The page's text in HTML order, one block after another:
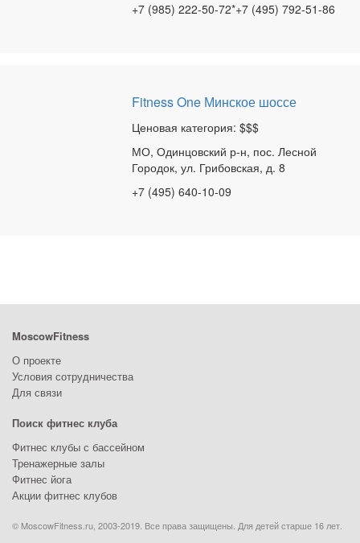
+7 (985) 222-50-72*+7 (495) 792-51-86
Fitness One Минское шоссе
Ценовая категория: $$$
МО, Одинцовский р-н­, пос. Лесной
Городок, ул. Грибовская, д. 8
+7 (495) 640-10-09
MoscowFitness
О проекте
Условия сотрудничества
Для связи
Поиск фитнес клуба
Фитнес клубы с бассейном
Тренажерные залы
Фитнес йога
Акции фитнес клубов
© MoscowFitness.ru, 2003-2019. Все права защищены. Для детей старше 16 лет.